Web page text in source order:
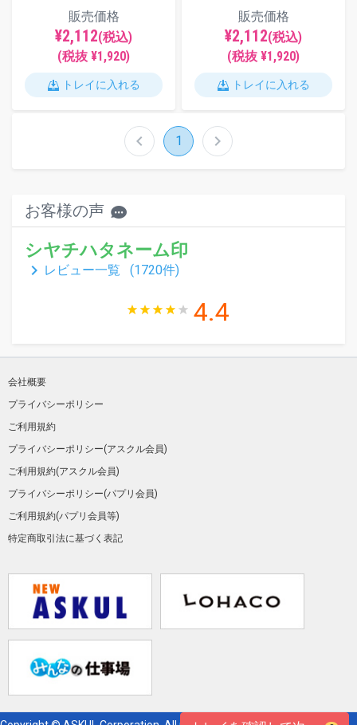
販売価格
¥2,112(税込)
(税抜 ¥1,920)
トレイに入れる
販売価格
¥2,112(税込)
(税抜 ¥1,920)
トレイに入れる
chevron_left 1 chevron_right
お客様の声
シヤチハタネーム印
keyboard_arrow_right レビュー一覧 (1720件)
4.4
会社概要
プライバシーポリシー
ご利用規約
プライバシーポリシー(アスクル会員)
ご利用規約(アスクル会員)
プライバシーポリシー(パプリ会員)
ご利用規約(パプリ会員等)
特定商取引法に基づく表記